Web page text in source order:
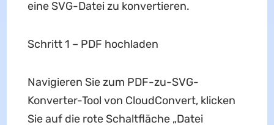
eine SVG-Datei zu konvertieren.
Schritt 1 – PDF hochladen
Navigieren Sie zum PDF-zu-SVG-
Konverter-Tool von CloudConvert, klicken
Sie auf die rote Schaltfläche „Datei